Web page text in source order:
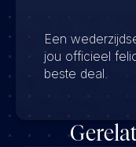
Een
jou officieel
beste deal.